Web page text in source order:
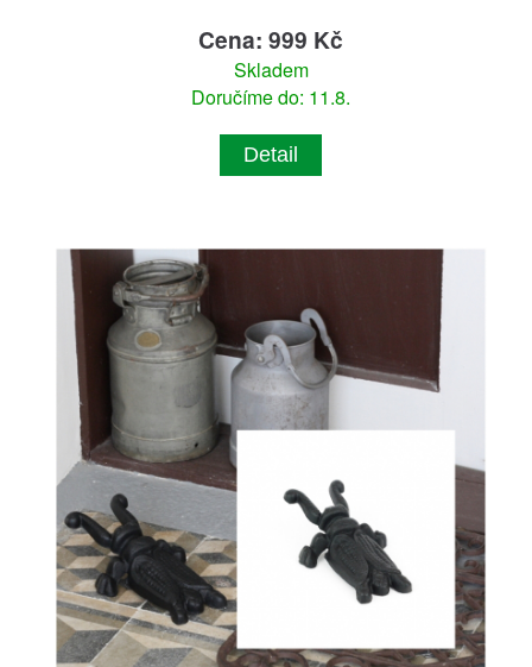
Cena: 999 Kč
Skladem
Doručíme do: 11.8.
Detail